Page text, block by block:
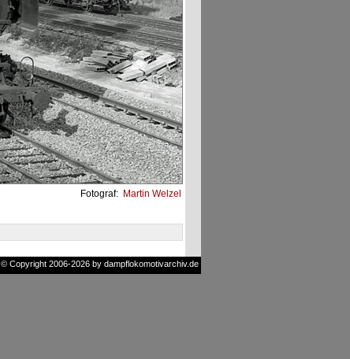
Fotograf: Martin Welzel
© Copyright 2006-2026 by dampflokomotivarchiv.de